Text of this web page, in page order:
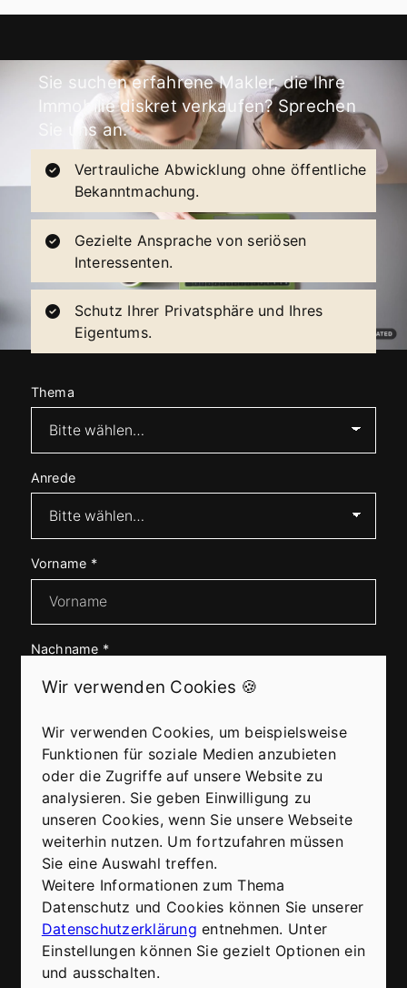
Sie suchen erfahrene Makler, die Ihre
Immobilie diskret verkaufen? Sprechen
Sie uns an.
Vertrauliche Abwicklung ohne öffentliche
Bekanntmachung.
Gezielte Ansprache von seriösen
Interessenten.
Schutz Ihrer Privatsphäre und Ihres
Eigentums.
Thema
Anrede
Vorname *
Nachname *
E-Mail*
Telefon
Nachricht*
Wir verwenden Cookies 🍪
Wir verwenden Cookies, um beispielsweise
Funktionen für soziale Medien anzubieten
oder die Zugriffe auf unsere Website zu
analysieren. Sie geben Einwilligung zu
unseren Cookies, wenn Sie unsere Webseite
weiterhin nutzen. Um fortzufahren müssen
Sie eine Auswahl treffen.
Weitere Informationen zum Thema
Datenschutz und Cookies können Sie unserer
Datenschutzerklärung entnehmen. Unter
Einstellungen können Sie gezielt Optionen ein
und ausschalten.